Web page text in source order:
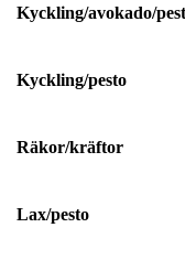
Kyckling/avokado/
Kyckling/pesto
Räkor/kräftor
Lax/pesto